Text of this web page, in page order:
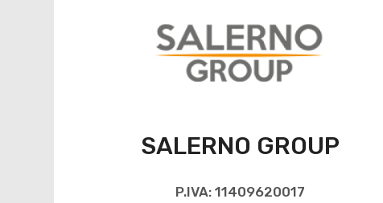
SALERNO GROUP
P.IVA: 11409620017